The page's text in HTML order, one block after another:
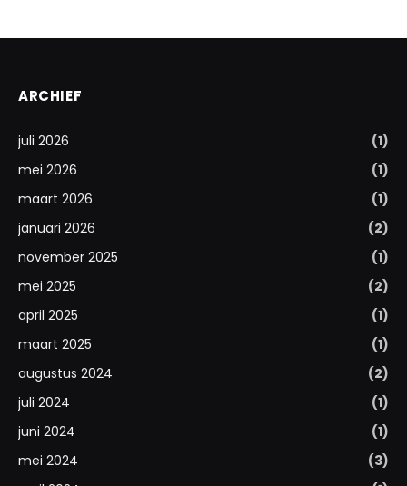
ARCHIEF
juli 2026
(1)
mei 2026
(1)
maart 2026
(1)
januari 2026
(2)
november 2025
(1)
mei 2025
(2)
april 2025
(1)
maart 2025
(1)
augustus 2024
(2)
juli 2024
(1)
juni 2024
(1)
mei 2024
(3)